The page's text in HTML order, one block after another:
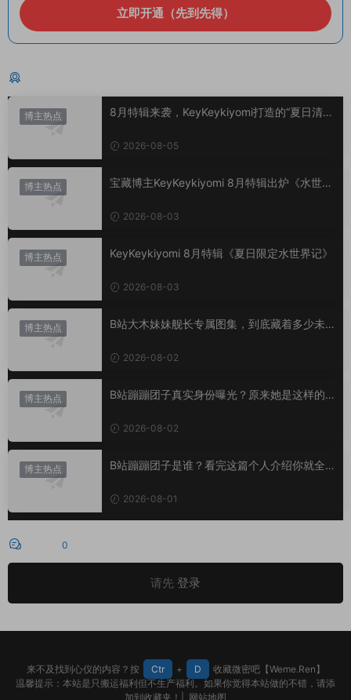
立即开通（先到先得）
博主热点
8月特辑来袭，KeyKeykiyomi打造的“夏日清凉
2026-08-05
博主热点
宝藏博主KeyKeykiyomi 8月特辑出炉《水世界
2026-08-03
博主热点 KeyKeykiyomi 8月特辑《夏日限定水世界记》
2026-08-03
博主热点
B站大木妹妹舰长专属图集，到底藏着多少未
2026-08-02
博主热点
B站蹦蹦团子真实身份曝光？原来她是这样的U
2026-08-02
博主热点
B站蹦蹦团子是谁？看完这篇个人介绍你就全
2026-08-01
0
请先 登录
来不及找到心仪的内容？按 Ctr + D
收藏微密吧【Weme.Ren】
温馨提示：本站是只搬运福利但不生产福利。如果你觉得本站做的不错，请添
加到收藏夹！| 网站地图